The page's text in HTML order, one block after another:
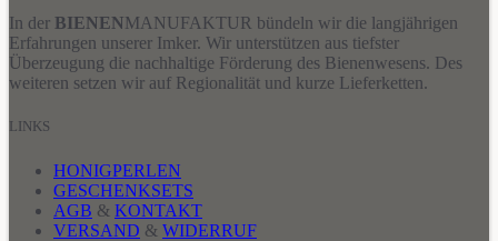
In der BIENENMANUFAKTUR bündeln wir die langjährigen
Erfahrungen unserer Imker. Wir unterstützen aus tiefster
Überzeugung die nachhaltige Förderung des Bienenwesens. Des
weiteren setzen wir auf Regionalität und kurze Lieferketten.
LINKS
HONIGPERLEN
GESCHENKSETS
AGB & KONTAKT
VERSAND & WIDERRUF